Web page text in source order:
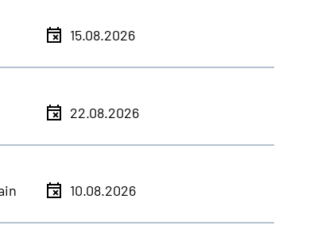
15.08.2026
22.08.2026
10.08.2026